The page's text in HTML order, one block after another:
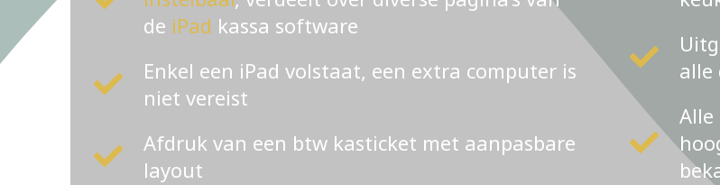
de iPad kassa software
Enkel een iPad volstaat, een extra computer is
niet vereist
Afdruk van een btw kasticket met aanpasbare
layout
alle
Alle